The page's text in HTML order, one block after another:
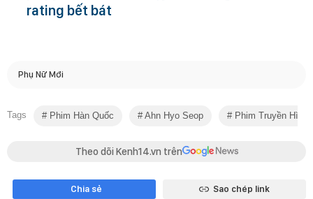
rating bết bát
Phụ Nữ Mới
Tags Phim Hàn Quốc Ahn Hyo Seop Phim Truyền Hình
Theo dõi Kenh14.vn trên
Chia sẻ Sao chép link